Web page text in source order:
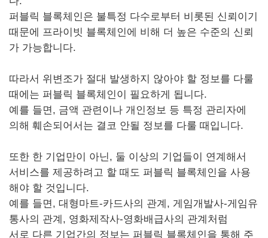
퍼블릭 블록체인은 불특정 다수로부터 비롯된 신뢰이기
때문에 프라이빗 블록체인에 비해 더 높은 수준의 신뢰
가 가능합니다.
따라서 위변조가 절대 발생하지 않아야 할 정보를 다룰
때에는 퍼블릭 블록체인이 필요하게 됩니다.
예를 들면, 금액 관련이나 개인정보 등 특정 관리자에
의해 훼손되어서는 결코 안될 정보를 다룰 때입니다.
또한 한 기업만이 아닌, 둘 이상의 기업들이 연계해서
서비스를 제공하려고 할 때도 퍼블릭 블록체인을 사용
해야 할 것입니다.
예를 들면, 대형마트-카드사의 관계, 게임개발사-게임유
통사의 관계, 영화제작사-영화배급사의 관계처럼
서로 다른 기업간의 정보는 퍼블릭 블록체인을 통해 주